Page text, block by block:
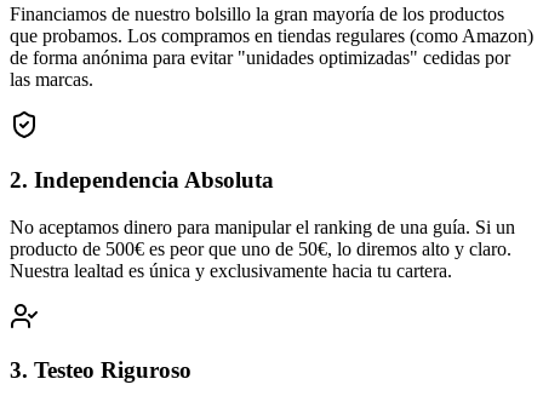
Financiamos de nuestro bolsillo la gran mayoría de los productos
que probamos. Los compramos en tiendas regulares (como Amazon)
de forma anónima para evitar "unidades optimizadas" cedidas por
las marcas.
2. Independencia Absoluta
No aceptamos dinero para manipular el ranking de una guía. Si un
producto de 500€ es peor que uno de 50€, lo diremos alto y claro.
Nuestra lealtad es única y exclusivamente hacia tu cartera.
3. Testeo Riguroso